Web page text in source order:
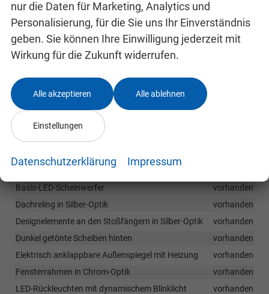
Regensensor
Rückfahrkamera
vorhanden
Seitenairbags vorne
vorhanden
Spurhalteassistent
Außen
Anhängevorrichtung Vorbereitung
Außenspiegel in Wagenfarbe
Automatisch abblendbarer Außenspiegel auf der Fahrerseite
Basis-LED-Scheinwerfer
vorhanden
Dachreling in Silber-Optik
vorhanden
Designelemente an den Stoßfängern in Silber-Optik
vorhanden
Dunkel getönte Scheiben hinten
vorhanden
Elektrisch anklappbare Außenspiegel mit Heizung
vorhanden
Fensterrahmen in Chrom-Optik
vorhanden
LED-Rückleuchten mit dynamischem Blinklicht
vorhanden
nur die Daten für Marketing, Analytics und
Personalisierung, für die Sie uns Ihr Einverständnis
geben. Sie können Ihre Einwilligung jederzeit mit
Wirkung für die Zukunft widerrufen.
Alle akzeptieren Alle ablehnen
Einstellungen
Datenschutzerklärung Impressum